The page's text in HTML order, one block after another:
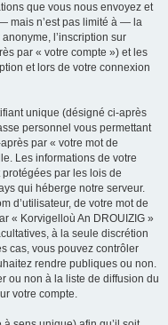
que vous nous envoyez et
mais n’est pas limité à — la
l’inscription sur
par « votre compte ») et les
et lors de votre connexion
unique (désigné ci-après
personnel vous permettant
par « votre mot de
Les informations de votre
par les lois de
qui héberge notre serveur.
d’utilisateur, de votre mot de
« Korvigelloù An DROUIZIG »
à la seule discrétion
cas, vous pouvez contrôler
rendre publiques ou non.
ou non à la liste de diffusion du
votre compte.